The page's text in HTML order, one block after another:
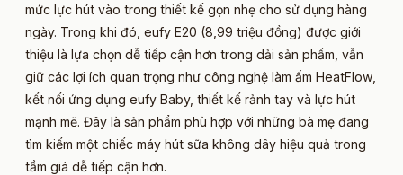
mức lực hút vào trong thiết kế gọn nhẹ cho sử dụng hàng
ngày. Trong khi đó, eufy E20 (8,99 triệu đồng) được giới
thiệu là lựa chọn dễ tiếp cận hơn trong dải sản phẩm, vẫn
giữ các lợi ích quan trọng như công nghệ làm ấm HeatFlow,
kết nối ứng dụng eufy Baby, thiết kế rảnh tay và lực hút
mạnh mẽ. Đây là sản phẩm phù hợp với những bà mẹ đang
tìm kiếm một chiếc máy hút sữa không dây hiệu quả trong
tầm giá dễ tiếp cận hơn.